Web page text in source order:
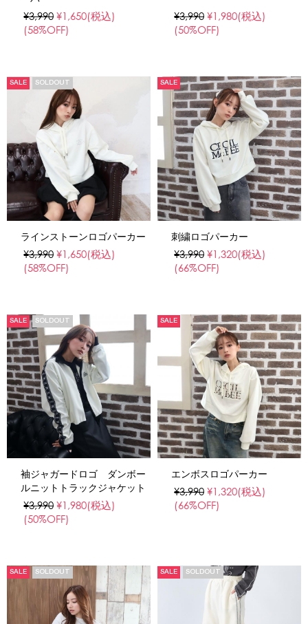
¥3,990 ¥1,650(税込)
(58%OFF)
¥3,990 ¥1,980(税込)
(50%OFF)
SALE SOLDOUT
ラインストーンロゴパーカー
¥3,990 ¥1,650(税込)
(58%OFF)
SALE
刺繍ロゴパーカー
¥3,990 ¥1,320(税込)
(66%OFF)
SALE SOLDOUT
袖ジャガードロゴ ダンボー
ルニットトラックジャケット
¥3,990 ¥1,980(税込)
(50%OFF)
SALE
エンボスロゴパーカー
¥3,990 ¥1,320(税込)
(66%OFF)
SALE SOLDOUT SALE SOLDOUT